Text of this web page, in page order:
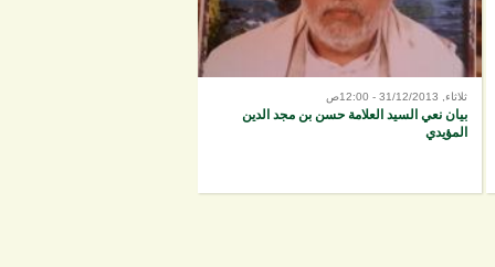
ثلاثاء, 31/12/2013 - 12:00ص
بيان نعي السيد العلامة حسن بن مجد الدين
المؤيدي